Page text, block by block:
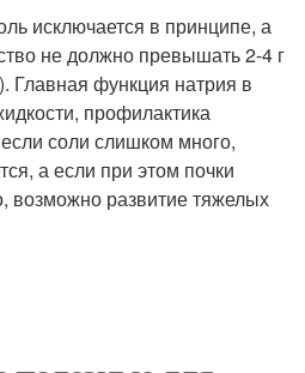
исключается в принципе, а
не должно превышать 2-4 г
Главная функция натрия в
профилактика
соли слишком много,
а если при этом почки
возможно развитие тяжелых